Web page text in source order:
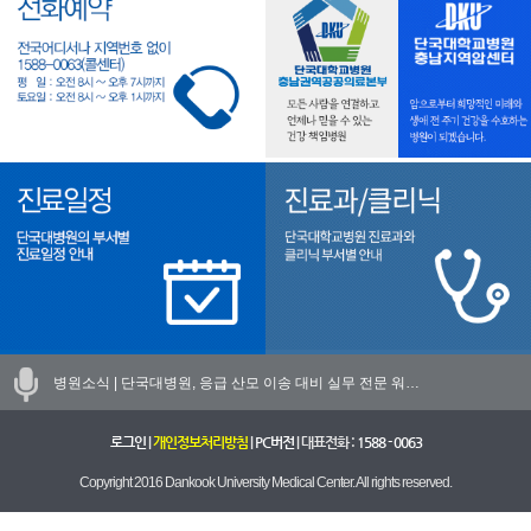
병원소식 | 단국대병원, 응급 산모 이송 대비 실무 전문 워…
로그인| 개인정보처리방침| PC버전| 대표전화 : 1588 - 0063
Copyright 2016 Dankook University Medical Center. All rights reserved.